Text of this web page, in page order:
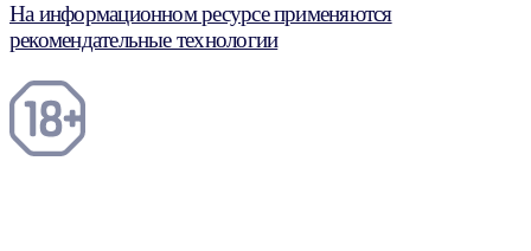
На информационном ресурсе применяются
рекомендательные технологии